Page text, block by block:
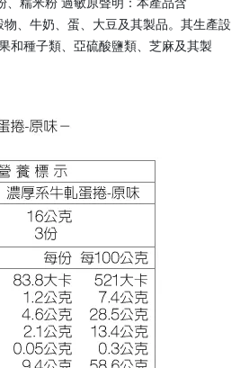
、糯米粉 過敏原聲明：本產品含
、牛奶、蛋、大豆及其製品。其生產設
和種子類、亞硫酸鹽類、芝麻及其製